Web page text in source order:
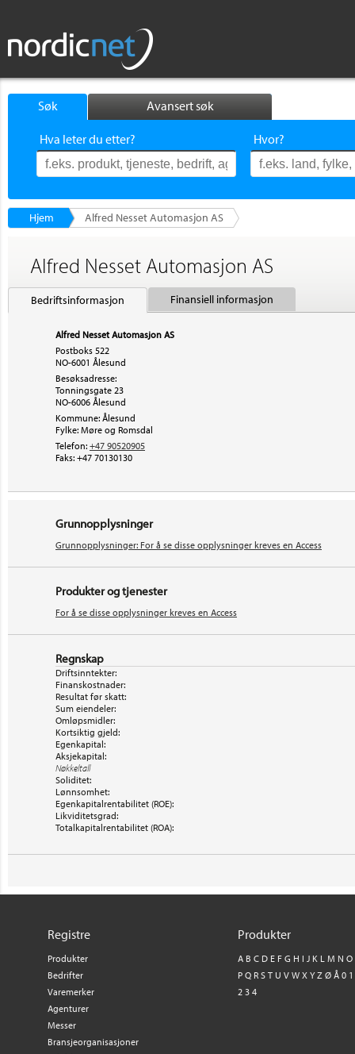
Søk Avansert søk
Hva leter du etter? Hvor?
Hjem Alfred Nesset Automasjon AS
Alfred Nesset Automasjon AS
Bedriftsinformasjon Finansiell informasjon
Alfred Nesset Automasjon AS
Postboks 522
NO-6001 Ålesund
Besøksadresse:
Tonningsgate 23
NO-6006 Ålesund
Kommune: Ålesund
Fylke: Møre og Romsdal
Telefon: +47 90520905
Faks: +47 70130130
Grunnopplysninger
Grunnopplysninger: For å se disse opplysninger kreves en Access
Produkter og tjenester
For å se disse opplysninger kreves en Access
Regnskap
Driftsinntekter:
Finanskostnader:
Resultat før skatt:
Sum eiendeler:
Omløpsmidler:
Kortsiktig gjeld:
Egenkapital:
Aksjekapital:
Nøkkeltall
Soliditet:
Lønnsomhet:
Egenkapitalrentabilitet (ROE):
Likviditetsgrad:
Totalkapitalrentabilitet (ROA):
Registre
Produkter
Bedrifter
Varemerker
Agenturer
Messer
Bransjeorganisasjoner
Produkter
A B C D E F G H I J K L M N O
P Q R S T U V W X Y Z Ø Å 0 1
2 3 4